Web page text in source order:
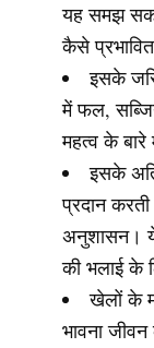
यह समझ
कैसे
इसके
में फल,
महत्व के
इसके
प्रदान
अनुशासन।
की भलाई के
खेलों के
भावना